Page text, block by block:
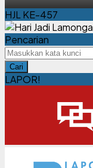
HJL KE-457
Pencarian
Cari
LAPOR!